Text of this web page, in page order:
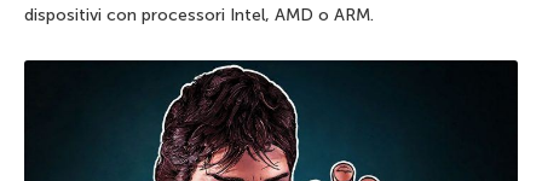
dispositivi con processori Intel, AMD o ARM.